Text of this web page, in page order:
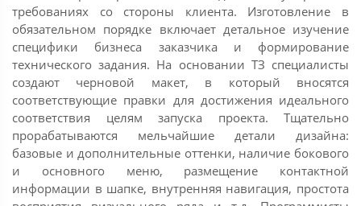
требованиях со стороны клиента. Изготовление в
обязательном порядке включает детальное изучение
специфики бизнеса заказчика и формирование
технического задания. На основании ТЗ специалисты
создают черновой макет, в который вносятся
соответствующие правки для достижения идеального
соответствия целям запуска проекта. Тщательно
прорабатываются мельчайшие детали дизайна:
базовые и дополнительные оттенки, наличие бокового
и основного меню, размещение контактной
информации в шапке, внутренняя навигация, простота